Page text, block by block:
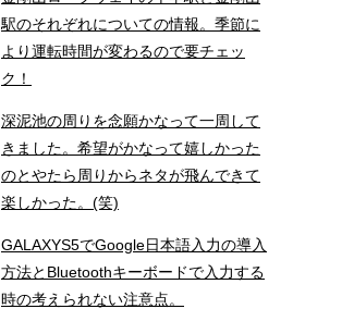
駅のそれぞれについての情報。季節に
より運転時間が変わるので要チェッ
ク！
深泥池の周りを念願かなって一周して
きました。希望がかなって嬉しかった
のとやたら周りからネタが飛んできて
楽しかった。(笑)
GALAXYS5でGoogle日本語入力の導入
方法とBluetoothキーボードで入力する
時の考えられない注意点。